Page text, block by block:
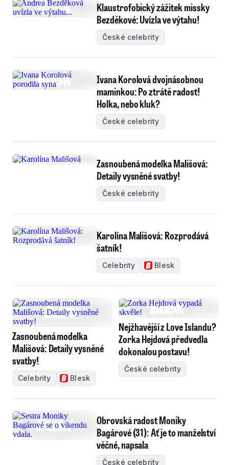
Klaustrofobický zážitek missky
Bezděkové: Uvízla ve výtahu!
České celebrity
Ivana Korolová dvojnásobnou
maminkou: Po ztrátě radost!
Holka, nebo kluk?
České celebrity
Zasnoubená modelka Mališová:
Detaily vysněné svatby!
České celebrity
Karolína Mališová: Rozprodává
šatník!
Celebrity Blesk
Zasnoubená modelka
Mališová: Detaily vysněné
svatby!
Celebrity Blesk
Nejžhavější z Love Islandu?
Zorka Hejdová předvedla
dokonalou postavu!
České celebrity
Obrovská radost Moniky
Bagárové (31): Ať je to manželství
věčné, napsala
České celebrity